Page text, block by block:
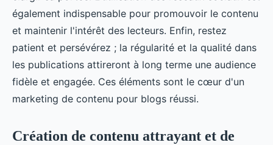
également indispensable pour promouvoir le contenu
et maintenir l'intérêt des lecteurs. Enfin, restez
patient et persévérez ; la régularité et la qualité dans
les publications attireront à long terme une audience
fidèle et engagée. Ces éléments sont le cœur d'un
marketing de contenu pour blogs réussi.
Création de contenu attrayant et de